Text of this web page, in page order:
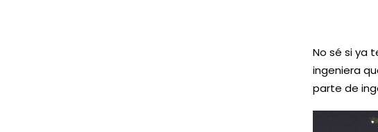
No sé si ya
ingeniera
parte de